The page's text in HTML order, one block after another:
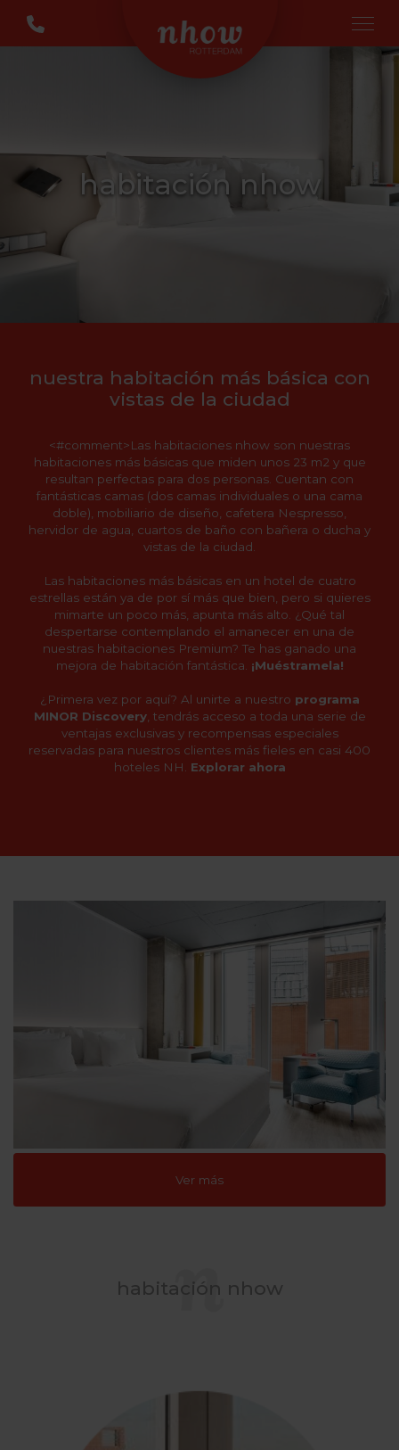
habitación nhow
nuestra habitación más básica con
vistas de la ciudad
<#comment>Las habitaciones nhow son nuestras
habitaciones más básicas que miden unos 23 m2 y que
resultan perfectas para dos personas. Cuentan con
fantásticas camas (dos camas individuales o una cama
doble), mobiliario de diseño, cafetera Nespresso,
hervidor de agua, cuartos de baño con bañera o ducha y
vistas de la ciudad.
Las habitaciones más básicas en un hotel de cuatro
estrellas están ya de por sí más que bien, pero si quieres
mimarte un poco más, apunta más alto. ¿Qué tal
despertarse contemplando el amanecer en una de
nuestras habitaciones Premium? Te has ganado una
mejora de habitación fantástica. ¡Muéstramela!
¿Primera vez por aquí? Al unirte a nuestro programa
MINOR Discovery, tendrás acceso a toda una serie de
ventajas exclusivas y recompensas especiales
reservadas para nuestros clientes más fieles en casi 400
hoteles NH. Explorar ahora
Ver más
habitación nhow